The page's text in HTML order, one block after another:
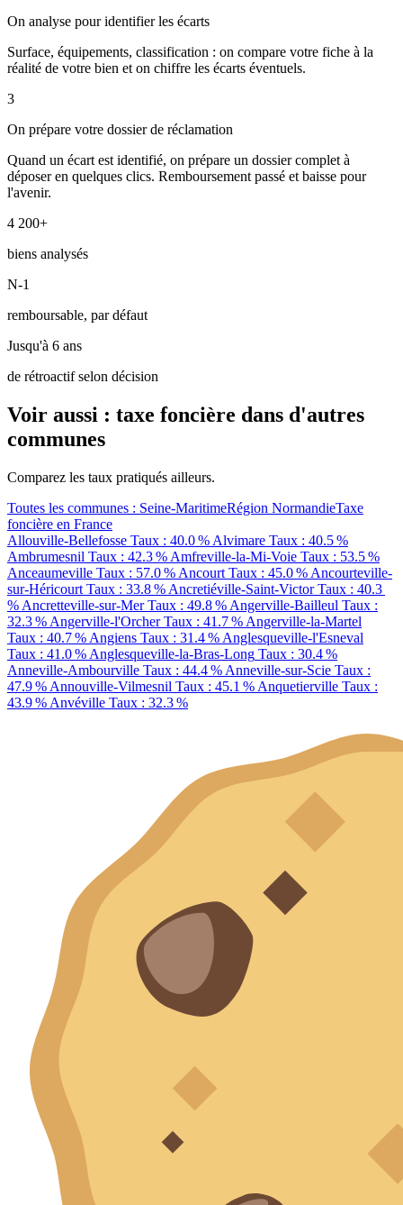
On analyse pour identifier les écarts
Surface, équipements, classification : on compare votre fiche à la
réalité de votre bien et on chiffre les écarts éventuels.
3
On prépare votre dossier de réclamation
Quand un écart est identifié, on prépare un dossier complet à
déposer en quelques clics. Remboursement passé et baisse pour
l'avenir.
4 200+
biens analysés
N-1
remboursable, par défaut
Jusqu'à 6 ans
de rétroactif selon décision
Voir aussi : taxe foncière dans d'autres
communes
Comparez les taux pratiqués ailleurs.
Toutes les communes : Seine-MaritimeRégion NormandieTaxe
foncière en France
Allouville-Bellefosse Taux : 40.0 % Alvimare Taux : 40.5 %
Ambrumesnil Taux : 42.3 % Amfreville-la-Mi-Voie Taux : 53.5 %
Anceaumeville Taux : 57.0 % Ancourt Taux : 45.0 % Ancourteville-
sur-Héricourt Taux : 33.8 % Ancretiéville-Saint-VictorTaux : 40.3
% Ancretteville-sur-MerTaux : 49.8 % Angerville-Bailleul Taux :
32.3 % Angerville-l'OrcherTaux : 41.7 % Angerville-la-Martel
Taux : 40.7 % Angiens Taux : 31.4 % Anglesqueville-l'Esneval
Taux : 41.0 % Anglesqueville-la-Bras-Long Taux : 30.4 %
Anneville-Ambourville Taux : 44.4 % Anneville-sur-Scie Taux :
47.9 % Annouville-Vilmesnil Taux : 45.1 % Anquetierville Taux :
43.9 % Anvéville Taux : 32.3 %